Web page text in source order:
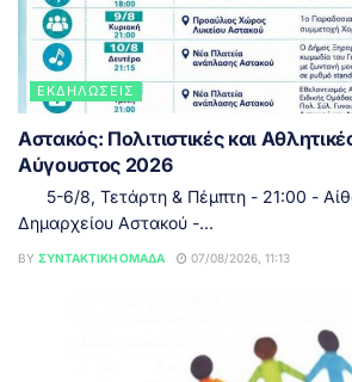
ΕΚΔΗΛΏΣΕΙΣ
Αστακός: Πολιτιστικές και
Αύγουστος 2026
5-6/8, Τετάρτη & Πέμπτη - 21:00 -
Δημαρχείου Αστακού -...
BY ΣΥΝΤΑΚΤΙΚΉ ΟΜΆΔΑ 07/08/2026, 11:13